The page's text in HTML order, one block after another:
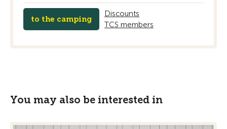
to the camping
Discounts
TCS members
You may also be interested in